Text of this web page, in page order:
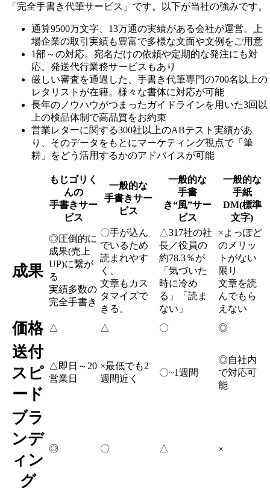
「完全手書き代筆サービス」です。以下が当社の強みです。
通算9500万文字、13万通の実績がある会社が運営。上
場企業の取引実績も豊富で多様な文面や文例をご用意
1部～の対応。宛名だけの依頼や定期的な発注にも対
応。発送代行業務サービスもあり
厳しい審査を通過した、手書き代筆専門の700名以上の
レタリストが在籍。様々な書体に対応が可能
長年のノウハウがつまったガイドラインを用いた3回以
上の検品体制で高品質をお約束
営業レターに関する300社以上のABテスト実績があ
り、そのデータをもとにマーケティング視点で「筆
耕」をどう活用するかのアドバイスが可能
もじゴリく
んの
手書きサー
ビス
一般的な
手書きサー
ビス
一般的な
手書
き“風”サー
ビス
一般的な
手紙
DM(標準
文字)
成果
◎圧倒的に
成果(売上
UP)に繋が
る
実績多数の
完全手書き
〇手が込ん
でいるため
読まれやす
く、
文章もカス
タマイズで
きる。
△317社の社
長／役員の
約78.3％が
「気づいた
時に冷め
る」「読ま
ない」
×よっぽど
のメリッ
トがない
限り
文章を読
んでもら
えない
価格 △ △ 〇 ◎
送付
スピ
ード
△ 即日～20
営業日
×最低でも2
週間近く
〇~1週間
◎自社内
で対応可
能
ブラ
ンデ
ィン
グ
◎ 〇 △ ×